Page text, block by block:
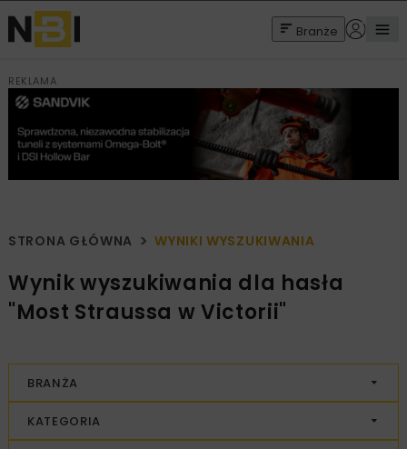
Branże
REKLAMA
STRONA GŁÓWNA WYNIKI WYSZUKIWANIA
Wynik wyszukiwania dla hasła
"Most Straussa w Victorii"
BRANŻA
KATEGORIA